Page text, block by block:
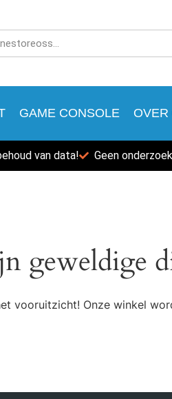
GAME CONSOLE OVER
van data! Geen
geweldige
vooruitzicht! Onze winkel